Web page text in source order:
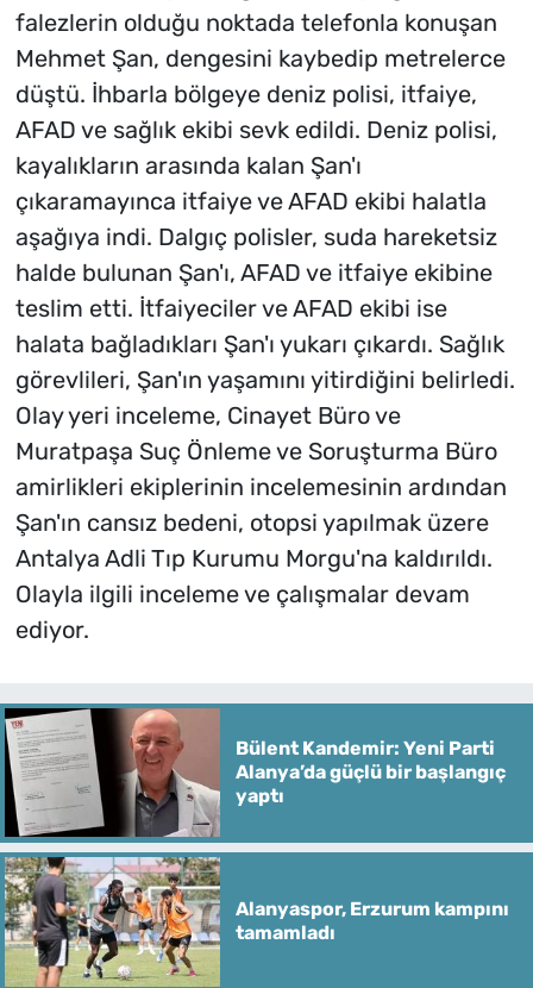
falezlerin olduğu noktada telefonla konuşan
Mehmet Şan, dengesini kaybedip metrelerce
düştü. İhbarla bölgeye deniz polisi, itfaiye,
AFAD ve sağlık ekibi sevk edildi. Deniz polisi,
kayalıkların arasında kalan Şan'ı
çıkaramayınca itfaiye ve AFAD ekibi halatla
aşağıya indi. Dalgıç polisler, suda hareketsiz
halde bulunan Şan'ı, AFAD ve itfaiye ekibine
teslim etti. İtfaiyeciler ve AFAD ekibi ise
halata bağladıkları Şan'ı yukarı çıkardı. Sağlık
görevlileri, Şan'ın yaşamını yitirdiğini belirledi.
Olay yeri inceleme, Cinayet Büro ve
Muratpaşa Suç Önleme ve Soruşturma Büro
amirlikleri ekiplerinin incelemesinin ardından
Şan'ın cansız bedeni, otopsi yapılmak üzere
Antalya Adli Tıp Kurumu Morgu'na kaldırıldı.
Olayla ilgili inceleme ve çalışmalar devam
ediyor.
Bülent Kandemir: Yeni Parti
Alanya’da güçlü bir başlangıç
yaptı
Alanyaspor, Erzurum kampını
tamamladı